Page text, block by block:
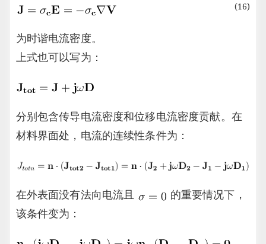
(16)
为时谐电流密度。
上式也可以写为：
分别包含传导电流密度和位移电流密度贡献。在
材料界面处，电流的连续性条件为：
在外表面没有法向电流且
的重要情况下，
该条件变为：